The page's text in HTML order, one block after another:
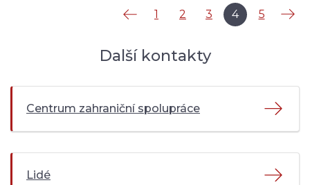
Předchozí
1 2 3 4 5 Další
Další kontakty
Centrum zahraniční spolupráce
Lidé